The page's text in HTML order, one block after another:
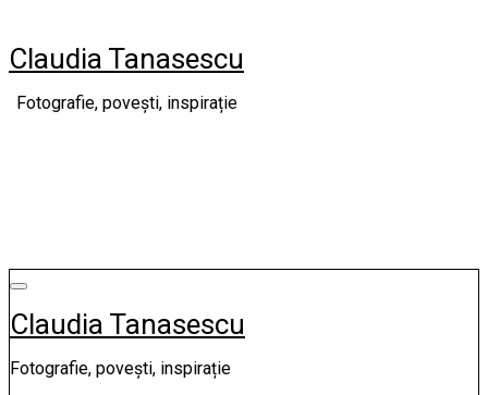
content
Claudia Tanasescu
Fotografie, povești, inspirație
Claudia Tanasescu
Fotografie, povești, inspirație